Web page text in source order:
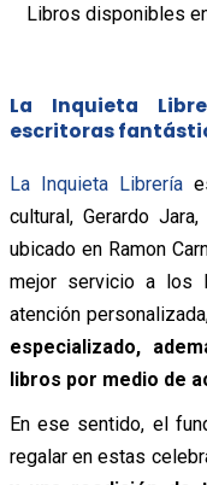
Libros disponibles
La Inquieta
escritoras
La Inquieta Librería
cultural, Gerardo
ubicado en Ramon
mejor servicio a los
atención
especializado,
libros por medio de
En ese sentido, el
regalar en estas